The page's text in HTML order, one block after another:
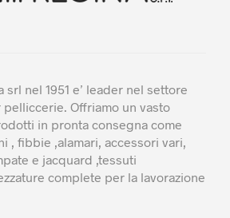
srl nel 1951 e’ leader nel settore
Offriamo un vasto
in pronta consegna come
, fibbie ,alamari, accessori vari,
e jacquard ,tessuti
complete per la lavorazione